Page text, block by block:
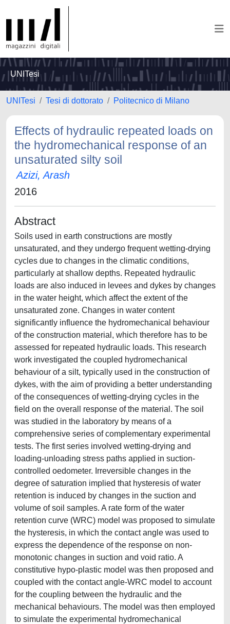
UNITesi
UNITesi Tesi di dottorato Politecnico di Milano
Effects of hydraulic repeated loads on
the hydromechanical response of an
unsaturated silty soil
Azizi, Arash
2016
Abstract
Soils used in earth constructions are mostly
unsaturated, and they undergo frequent wetting-drying
cycles due to changes in the climatic conditions,
particularly at shallow depths. Repeated hydraulic
loads are also induced in levees and dykes by changes
in the water height, which affect the extent of the
unsaturated zone. Changes in water content
significantly influence the hydromechanical behaviour
of the construction material, which therefore has to be
assessed for repeated hydraulic loads. This research
work investigated the coupled hydromechanical
behaviour of a silt, typically used in the construction of
dykes, with the aim of providing a better understanding
of the consequences of wetting-drying cycles in the
field on the overall response of the material. The soil
was studied in the laboratory by means of a
comprehensive series of complementary experimental
tests. The first series involved wetting-drying and
loading-unloading stress paths applied in suction-
controlled oedometer. Irreversible changes in the
degree of saturation implied that hysteresis of water
retention is induced by changes in the suction and
volume of soil samples. A rate form of the water
retention curve (WRC) model was proposed to simulate
the hysteresis, in which the contact angle was used to
express the dependence of the response on non-
monotonic changes in suction and void ratio. A
constitutive hypo-plastic model was then proposed and
coupled with the contact angle-WRC model to account
for the coupling between the hydraulic and the
mechanical behaviours. The model was then employed
to simulate the experimental hydromechanical